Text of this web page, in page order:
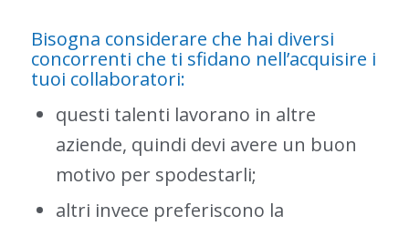
Bisogna considerare che hai diversi
concorrenti che ti sfidano nell’acquisire i
tuoi collaboratori:
questi talenti lavorano in altre
aziende, quindi devi avere un buon
motivo per spodestarli;
altri invece preferiscono la